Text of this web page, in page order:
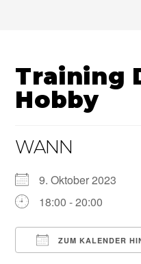
Training
Hobby
WANN
9. Oktober 2023
18:00 - 20:00
ZUM KALENDER